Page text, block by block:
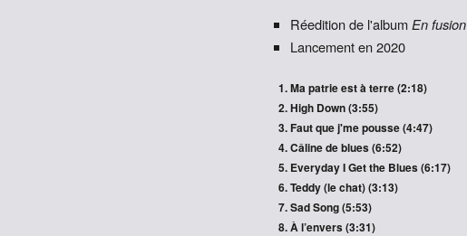
Réedition de l'album En fusion
Lancement en 2020
Ma patrie est à terre (2:18)
High Down (3:55)
Faut que j'me pousse (4:47)
Câline de blues (6:52)
Everyday I Get the Blues (6:17)
Teddy (le chat) (3:13)
Sad Song (5:53)
À l’envers (3:31)